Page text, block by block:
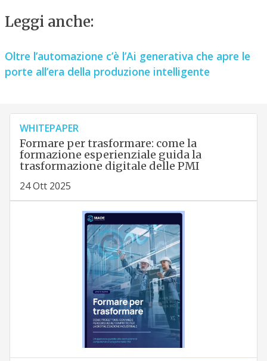
Leggi anche:
Oltre l’automazione c’è l’Ai generativa che apre le
porte all’era della produzione intelligente
WHITEPAPER
Formare per trasformare: come la
formazione esperienziale guida la
trasformazione digitale delle PMI
24 Ott 2025